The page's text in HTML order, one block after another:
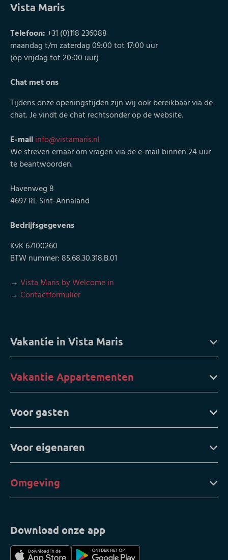
Vista Maris
Telefoon: +31 (0)118 236088
maandag t/m zaterdag 09:00 tot 17:00 uur
(op vrijdag tot 20:00 uur)
Chat met ons
Tijdens onze openingstijden zijn wij ook bereikbaar via de
chat. Je vindt de chat rechtsonder op de website.
E-mailinfo@vistamaris.nl
We streven ernaar om vragen via de e-mail binnen 24 uur
te beantwoorden.
Havenweg 8
4697 RL Sint-Annaland
Bedrijfsgegevens
KvK 67100260
BTW nummer: 85.68.30.318.B.01
→ Vista Maris by Welcome in
→ Contactformulier
Vakantie in Vista Maris
Vakantie Appartementen
Voor gasten
Voor eigenaren
Omgeving
Download onze app